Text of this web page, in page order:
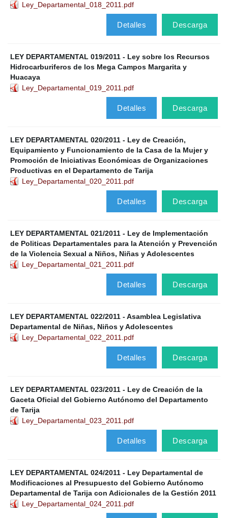
Ley_Departamental_018_2011.pdf
Descarga
Detalles
LEY DEPARTAMENTAL 019/2011 - Ley sobre los Recursos
Hidrocarburiferos de los Mega Campos Margarita y
Huacaya
Ley_Departamental_019_2011.pdf
Descarga
Detalles
LEY DEPARTAMENTAL 020/2011 - Ley de Creación,
Equipamiento y Funcionamiento de la Casa de la Mujer y
Promoción de Iniciativas Económicas de Organizaciones
Productivas en el Departamento de Tarija
Ley_Departamental_020_2011.pdf
Descarga
Detalles
LEY DEPARTAMENTAL 021/2011 - Ley de Implementación
de Politicas Departamentales para la Atención y Prevención
de la Violencia Sexual a Niños, Niñas y Adolescentes
Ley_Departamental_021_2011.pdf
Descarga
Detalles
LEY DEPARTAMENTAL 022/2011 - Asamblea Legislativa
Departamental de Niñas, Niños y Adolescentes
Ley_Departamental_022_2011.pdf
Descarga
Detalles
LEY DEPARTAMENTAL 023/2011 - Ley de Creación de la
Gaceta Oficial del Gobierno Autónomo del Departamento
de Tarija
Ley_Departamental_023_2011.pdf
Descarga
Detalles
LEY DEPARTAMENTAL 024/2011 - Ley Departamental de
Modificaciones al Presupuesto del Gobierno Autónomo
Departamental de Tarija con Adicionales de la Gestión 2011
Ley_Departamental_024_2011.pdf